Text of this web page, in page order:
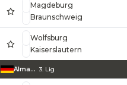
Magdeburg
Braunschweig
Wolfsburg
Kaiserslautern
Almanya 3. Lig